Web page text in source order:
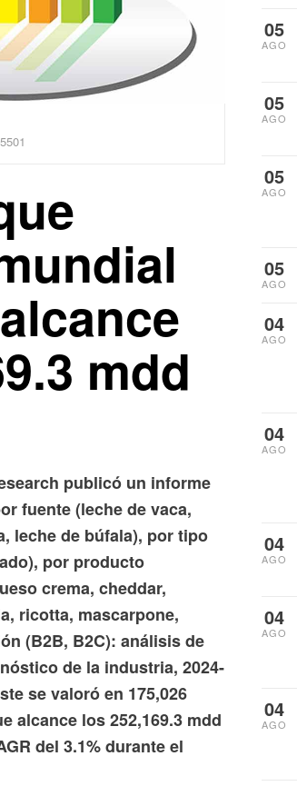
mdd
publicó un informe
fuente (leche de vaca,
leche de búfala), por tipo
por producto
crema, cheddar,
ricotta, mascarpone,
(B2B, B2C): análisis de
de la industria, 2024-
se valoró en 175,026
alcance los 252,169.3 mdd
del 3.1% durante el
05
AGO
05
AGO
05
AGO
05
AGO
04
AGO
04
AGO
04
AGO
04
AGO
04
AGO